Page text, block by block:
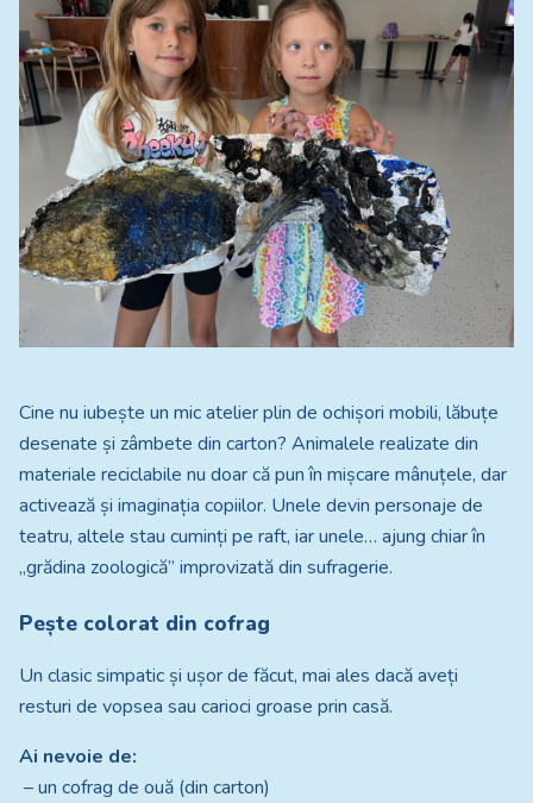
Cine nu iubește un mic atelier plin de ochișori mobili, lăbuțe
desenate și zâmbete din carton? Animalele realizate din
materiale reciclabile nu doar că pun în mișcare mânuțele, dar
activează și imaginația copiilor. Unele devin personaje de
teatru, altele stau cuminți pe raft, iar unele… ajung chiar în
„grădina zoologică” improvizată din sufragerie.
Pește colorat din cofrag
Un clasic simpatic și ușor de făcut, mai ales dacă aveți
resturi de vopsea sau carioci groase prin casă.
Ai nevoie de:
– un cofrag de ouă (din carton)